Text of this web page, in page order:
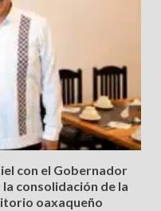
con el Gobernador
consolidación de la
oaxaqueño